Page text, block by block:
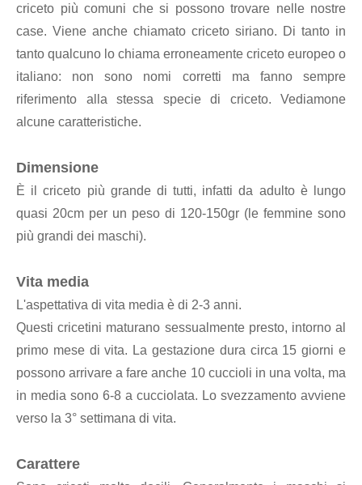
criceto più comuni che si possono trovare nelle nostre
case. Viene anche chiamato criceto siriano. Di tanto in
tanto qualcuno lo chiama erroneamente criceto europeo o
italiano: non sono nomi corretti ma fanno sempre
riferimento alla stessa specie di criceto. Vediamone
alcune caratteristiche.
Dimensione
È il criceto più grande di tutti, infatti da adulto è lungo
quasi 20cm per un peso di 120-150gr (le femmine sono
più grandi dei maschi).
Vita media
L'aspettativa di vita media è di 2-3 anni.
Questi cricetini maturano sessualmente presto, intorno al
primo mese di vita. La gestazione dura circa 15 giorni e
possono arrivare a fare anche 10 cuccioli in una volta, ma
in media sono 6-8 a cucciolata. Lo svezzamento avviene
verso la 3° settimana di vita.
Carattere